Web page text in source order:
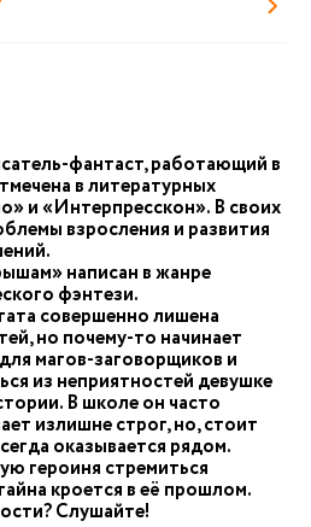
фантаст, работающий в
в литературных
и «Интерпресскон». В своих
взросления и развития
написан в жанре
фэнтези.
совершенно лишена
но почему-то начинает
магов-заговорщиков и
из неприятностей девушке
В школе он часто
излишне строг, но, стоит
оказывается рядом.
героиня стремиться
кроется в её прошлом.
Слушайте!